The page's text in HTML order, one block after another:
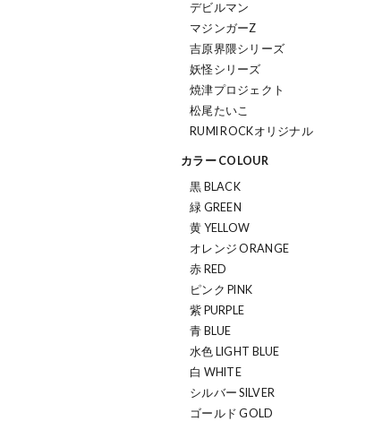
デビルマン
マジンガーZ
吉原界隈シリーズ
妖怪シリーズ
焼津プロジェクト
松尾たいこ
RUMI ROCKオリジナル
カラー COLOUR
黒 BLACK
緑 GREEN
黄 YELLOW
オレンジ ORANGE
赤 RED
ピンク PINK
紫 PURPLE
青 BLUE
水色 LIGHT BLUE
白 WHITE
シルバー SILVER
ゴールド GOLD